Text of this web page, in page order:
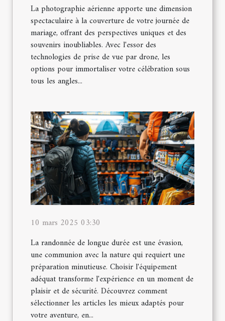
La photographie aérienne apporte une dimension
spectaculaire à la couverture de votre journée de
mariage, offrant des perspectives uniques et des
souvenirs inoubliables. Avec l'essor des
technologies de prise de vue par drone, les
options pour immortaliser votre célébration sous
tous les angles...
10 mars 2025 03:30
La randonnée de longue durée est une évasion,
une communion avec la nature qui requiert une
préparation minutieuse. Choisir l'équipement
adéquat transforme l'expérience en un moment de
plaisir et de sécurité. Découvrez comment
sélectionner les articles les mieux adaptés pour
votre aventure, en...